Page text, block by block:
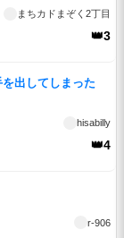
まちカドまぞく2丁目
👑3
出してしまった
hisabilly
👑4
r-906